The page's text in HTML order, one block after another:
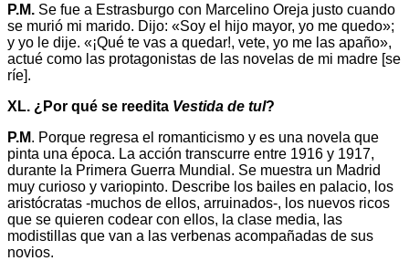
P.M. Se fue a Estrasburgo con Marcelino Oreja justo cuando
se murió mi marido. Dijo: «Soy el hijo mayor, yo me quedo»;
y yo le dije. «¡Qué te vas a quedar!, vete, yo me las apaño»,
actué como las protagonistas de las novelas de mi madre [se
ríe].
XL. ¿Por qué se reedita Vestida de tul?
P.M. Porque regresa el romanticismo y es una novela que
pinta una época. La acción transcurre entre 1916 y 1917,
durante la Primera Guerra Mundial. Se muestra un Madrid
muy curioso y variopinto. Describe los bailes en palacio, los
aristócratas -muchos de ellos, arruinados-, los nuevos ricos
que se quieren codear con ellos, la clase media, las
modistillas que van a las verbenas acompañadas de sus
novios.